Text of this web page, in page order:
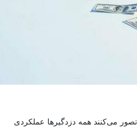
می‌کنند همه دزدگیرها عملکردی